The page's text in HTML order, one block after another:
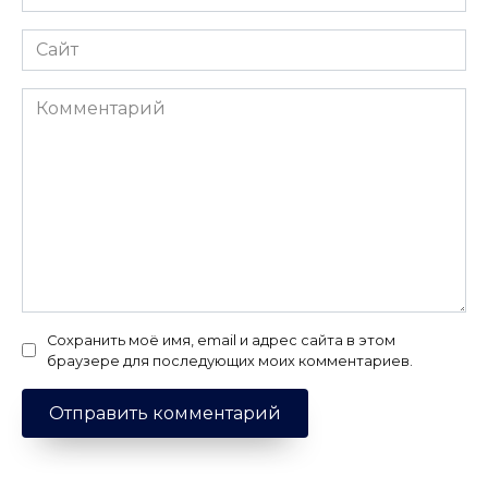
*
Сайт
Комментарий
Сохранить моё имя, email и адрес сайта в этом
браузере для последующих моих комментариев.